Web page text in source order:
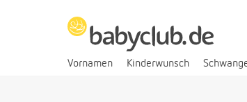
Vornamen Kinderwunsch